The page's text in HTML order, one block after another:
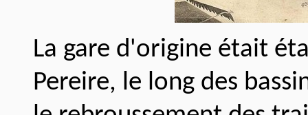
La gare d'origine était
Pereire, le long des